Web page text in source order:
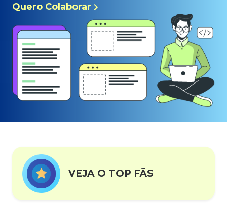
Quero Colaborar
VEJA O TOP FÃS